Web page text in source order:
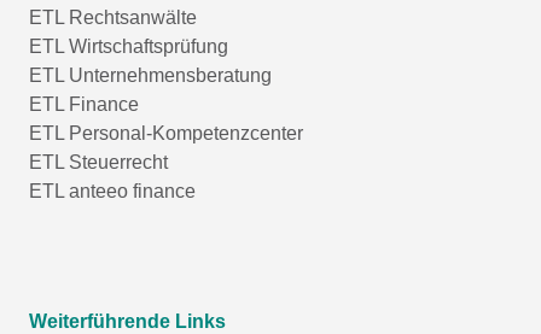
ETL Rechtsanwälte
ETL Wirtschaftsprüfung
ETL Unternehmensberatung
ETL Finance
ETL Personal-Kompetenzcenter
ETL Steuerrecht
ETL anteeo finance
Weiterführende Links